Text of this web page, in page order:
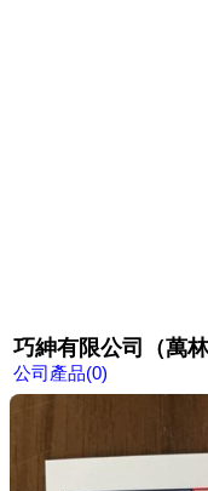
巧紳有限公司（萬林
公司產品(0)